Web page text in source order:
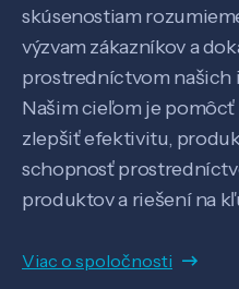
skúsenostiam
výzvam zákazníkov a
prostredníctvom našich
Našim cieľom je
zlepšiť efektivitu,
schopnosť
produktov a riešení na
Viac o spoločnosti